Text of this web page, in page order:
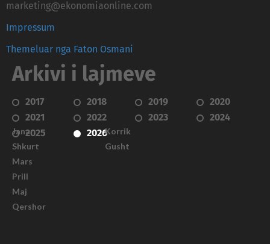
marketing@ekonomiaonline.com
Impressum
Themeluar nga Faton Osmani
Arkivi i lajmeve
2017 2018 2019
2020
2021
2022 2023
2024
2025
2026
Janar
Shkurt
Mars
Prill
Maj
Qershor
Korrik
Gusht